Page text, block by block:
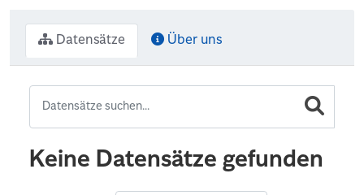
Datensätze Über uns
Keine Datensätze gefunden